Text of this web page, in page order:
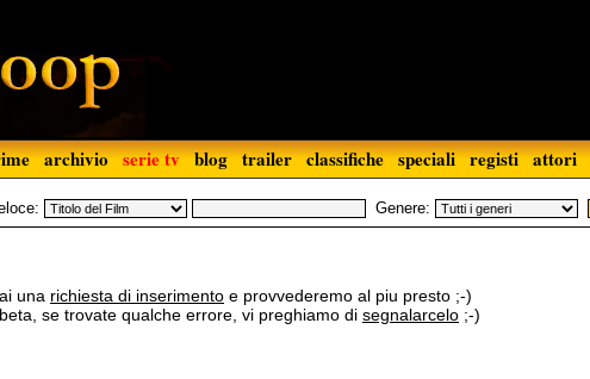
archivio serie tv blog trailer classifiche speciali registi attori
Genere:
una richiesta di inserimento e provvederemo al piu presto ;-)
se trovate qualche errore, vi preghiamo di segnalarcelo ;-)